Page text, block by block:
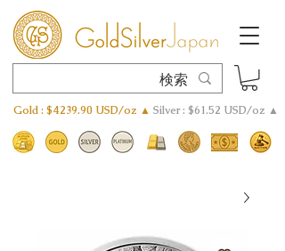
Gold : $4239.90 USD/oz ▲ Silver : $61.52 USD/oz ▲